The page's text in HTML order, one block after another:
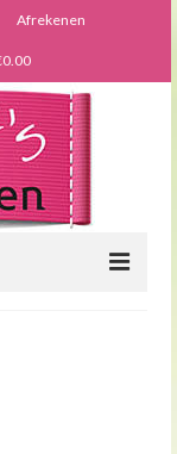
Afrekenen
0.00